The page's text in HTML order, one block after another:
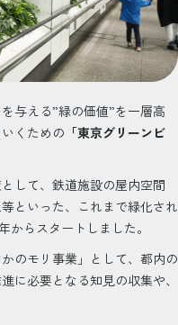
与える”緑の価値”を一層高
くための 「東京グリーンビ
して、鉄道施設の屋内空間
といった、これまで緑化され
からスタートしました。
のモリ事業」として、都内の
に必要となる知見の収集や、